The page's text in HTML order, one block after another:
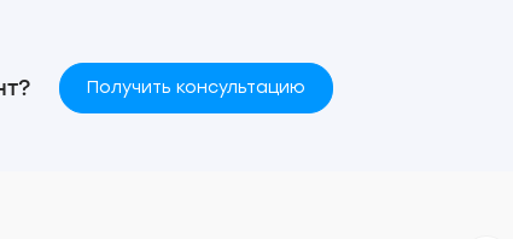
Получить консультацию